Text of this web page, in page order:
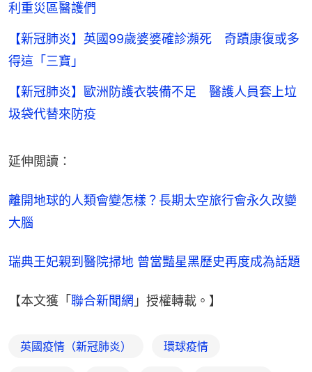
利重災區醫護們
【新冠肺炎】英國99歲婆婆確診瀕死 奇蹟康復或多
得這「三寶」
【新冠肺炎】歐洲防護衣裝備不足 醫護人員套上垃
圾袋代替來防疫
延伸閲讀：
離開地球的人類會變怎樣？長期太空旅行會永久改變
大腦
瑞典王妃親到醫院掃地 曾當豔星黑歷史再度成為話題
【本文獲「 聯合新聞網 」授權轉載。】
英國疫情（新冠肺炎） 環球疫情